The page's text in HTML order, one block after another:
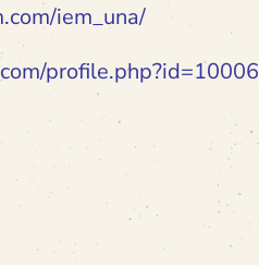
iem_una/